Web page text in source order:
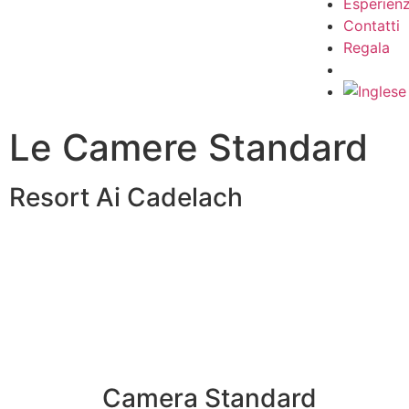
Contatti
Regala
Le Camere Standard
Resort Ai Cadelach
Camera Standard